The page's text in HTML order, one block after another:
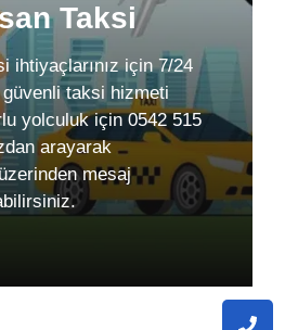
Taksi
ihtiyaçlarınız için 7/24
taksi hizmeti
yolculuk için 0542 515
arayarak
mesaj